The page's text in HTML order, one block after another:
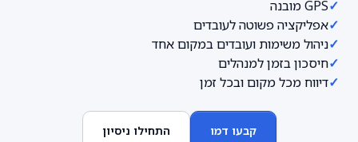
✓GPS מובנה
✓אפליקציה פשוטה לעובדים
✓ניהול משימות ועובדים במקום אחד
✓חיסכון בזמן למנהלים
✓דיווח מכל מקום ובכל זמן
קבעו דמו התחילו ניסיון